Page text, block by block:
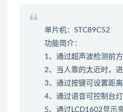
单片机：STC89C52
功能简介：
1、通过超声波检测前
2、当人靠的太近时，
3、通过按键可设置距
4、通过语音可控制台
5、通过LCD1602显示